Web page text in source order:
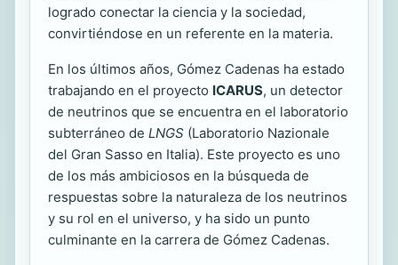
logrado conectar la ciencia y la sociedad,
convirtiéndose en un referente en la materia.
En los últimos años, Gómez Cadenas ha estado
trabajando en el proyecto ICARUS, un detector
de neutrinos que se encuentra en el laboratorio
subterráneo de LNGS (Laboratorio Nazionale
del Gran Sasso en Italia). Este proyecto es uno
de los más ambiciosos en la búsqueda de
respuestas sobre la naturaleza de los neutrinos
y su rol en el universo, y ha sido un punto
culminante en la carrera de Gómez Cadenas.